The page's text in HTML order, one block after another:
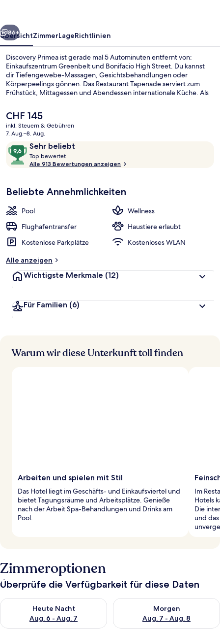
Weiter
86+
ÜbersichtZimmerLageRichtlinien
Discovery Primea ist gerade mal 5 Autominuten entfernt von:
Einkaufszentrum Greenbelt und Bonifacio High Street. Du kannst
dir Tiefengewebe-Massagen, Gesichtsbehandlungen oder
Körperpeelings gönnen. Das Restaurant Tapenade serviert zum
Frühstück, Mittagessen und Abendessen internationale Küche. Als
Bars/Lounges, einen Außenpool und eine Poolbar. Anderen
Reisenden gefallen das hilfsbereite Personal und die
Einkaufsmöglichkeiten sehr gut. Die öffentlichen Verkehrsmittel
sind ganz in der Nähe: Zur U-Bahn (S-Bahn-Station Buendia) sind es
nur 15 Gehminuten.
Der
aktuelle
Preis
CHF 145.
CHF 145
inkl. Steuern & Gebühren
7. Aug.–8. Aug.
Bewertungen
Sehr beliebt
9,6
von
10,
beliebt
Top bewertet
o
b
r
e
Alle 913 Bewertungen anzeigen
Beliebte Annehmlichkeiten
Pool
Wellness
Flughafentransfer
Haustiere erlaubt
Kostenlose Parkplätze
Kostenloses WLAN
Alle anzeigen
Wichtigste Merkmale (12)
Für Familien (6)
Warum wir diese Unterkunft toll finden
Arbeiten und spielen mit Stil
Das Hotel liegt im Geschäfts- und Einkaufsviertel und
bietet Tagungsräume und Arbeitsplätze. Genieße
nach der Arbeit Spa-Behandlungen und Drinks am
Pool.
Im
Hotels
Die
und
Zimmeroptionen
Überprüfe die Verfügbarkeit für diese Daten
Heute Nacht
Aug. 6 - Aug. 7
Überprüfe die Verfügbarkeit für heute Nacht, Aug. 6 - Aug. 7.
Morgen
Aug. 7 - Aug. 8
Überprüfe die Verfügbarkeit